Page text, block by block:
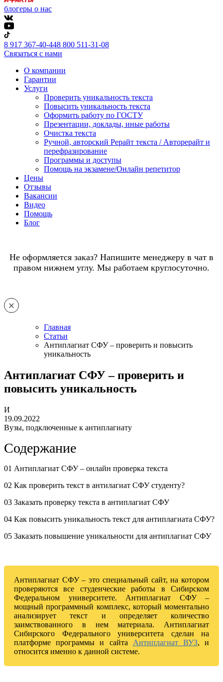
блогеры о нас
8 917 367-40-448 800 511-31-08
Связаться с нами
О компании
Гарантии
Услуги
Проверить уникальность текста
Повысить уникальность текста
Оформить работу по ГОСТУ
Презентации, доклады, иные работы
Очистка текста
Ручной, авторский Рерайт текста / Авторерайт и
перефразирование
Программы и доступы
Помощь на экзамене/Онлайн репетитор
Цены
Отзывы
Вакансии
Видео
Помощь
Блог
Не оформляется заказ? Напишите менеджеру в чат в
правом нижнем углу. Мы работаем круглосуточно.
Главная
Статьи
Антиплагиат СФУ – проверить и повысить
уникальность
Антиплагиат СФУ – проверить и
повысить уникальность
И
19.09.2022
Вузы, подключенные к антиплагиату
Содержание
01 Антиплагиат СФУ – онлайн проверка текста
02 Как проверить текст в антилагиат СФУ студенту?
03 Заказать проверку текста в антиплагиат СФУ
04 Как повысить уникальность текст для антиплагиата СФУ?
05 Заказать повышение уникальности для антиплагиат СФУ
Антиплагиат СФУ – это специальный сайт, на котором
проверяются все студенческие работы в Сибирском
Федеральном университете. Антиплагиат СФУ –
мощный программный комплекс, который моментально
анализирует текст и определяет количество
заимствованного в нем материала. Антиплагиат
Сибирского Федерального университета сделан на
платформе программы и сайта Антиплагиат ВУЗ, и
относится именно к данной системе.